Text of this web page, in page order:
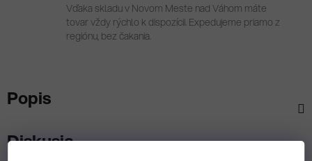
Vďaka skladu v Novom Meste nad Váhom máte
tovar vždy rýchlo k dispozícii. Expedujeme priamo z
regiónu, bez čakania.
Popis
Diskusia